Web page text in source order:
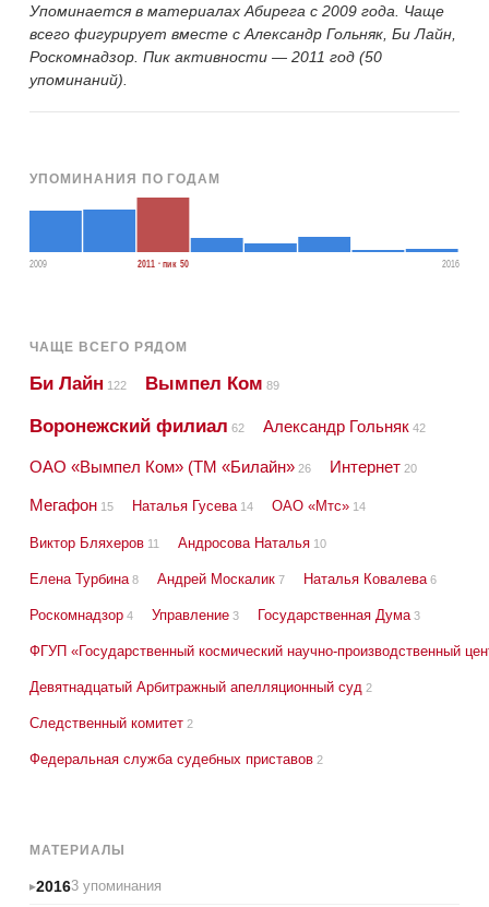
Упоминается в материалах Абирега с 2009 года. Чаще
всего фигурирует вместе с Александр Гольняк, Би Лайн,
Роскомнадзор. Пик активности — 2011 год (50
упоминаний).
УПОМИНАНИЯ ПО ГОДАМ
2009 2011 · пик 50 2016
ЧАЩЕ ВСЕГО РЯДОМ
Би Лайн 122 Вымпел Ком 89
Воронежский филиал 62 Александр Гольняк 42
ОАО «Вымпел Ком» (ТМ «Билайн» 26 Интернет 20
Мегафон 15 Наталья Гусева 14 ОАО «Мтс» 14
Виктор Бляхеров 11 Андросова Наталья 10
Елена Турбина 8 Андрей Москалик 7 Наталья Ковалева 6
Роскомнадзор 4 Управление 3 Государственная Дума 3
ФГУП «Государственный космический научно-производственный
Девятнадцатый Арбитражный апелляционный суд 2
Следственный комитет 2
Федеральная служба судебных приставов 2
МАТЕРИАЛЫ
20163 упоминания